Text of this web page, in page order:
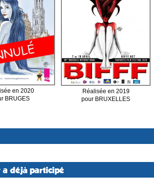
en 2020
BRUGES
Réalisée en 2019
pour BRUXELLES
a déjà participé